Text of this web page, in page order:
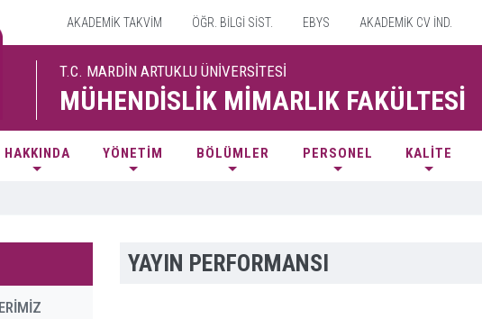
AKADEMİK TAKVİM ÖĞR. BİLGİ SİST. EBYS AKADEMİK CV İND.
T.C. MARDİN ARTUKLU ÜNİVERSİTESİ
MÜHENDİSLİK MİMARLIK FAKÜLTESİ
HAKKINDA YÖNETİM BÖLÜMLER PERSONEL KALİTE
YAYIN PERFORMANSI